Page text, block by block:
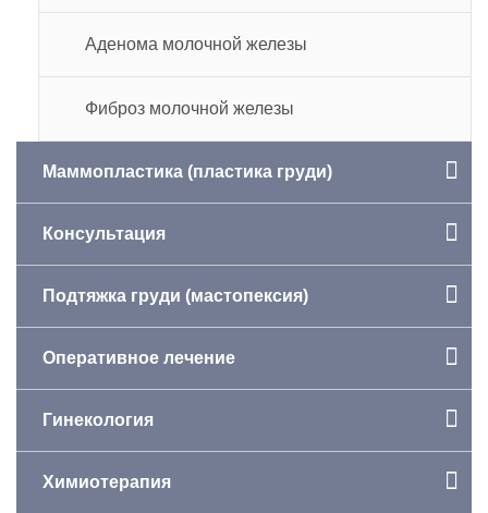
Аденома молочной железы
Фиброз молочной железы
Маммопластика (пластика груди)
Консультация
Подтяжка груди (мастопексия)
Оперативное лечение
Гинекология
Химиотерапия